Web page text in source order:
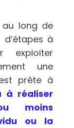
au long de
à
exploiter
une
prête à
à réaliser
moins
ou la